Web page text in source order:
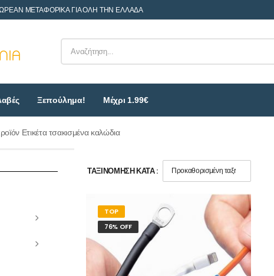
ΜΕΤΑΦΟΡΙΚΑ ΓΙΑ ΟΛΗ ΤΗΝ ΕΛΛΑΔΑ
Ξεπούλημα! Μέχρι 1.99€
Ετικέτα τσακισμένα καλώδια
ΤΑΞΙΝΌΜΗΣΗ ΚΑΤΆ :
TOP
76% OFF